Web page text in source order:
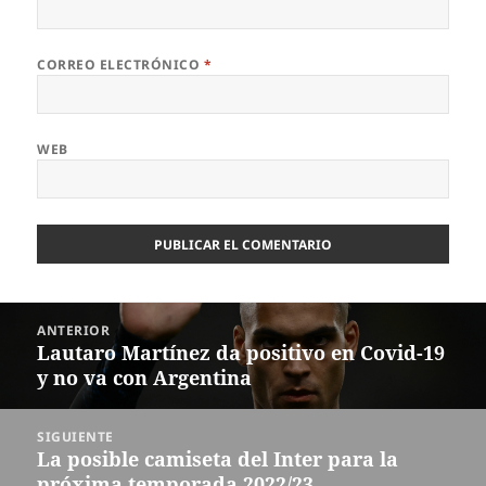
CORREO ELECTRÓNICO *
WEB
entradas
ANTERIOR
Entrada
anterior:
Lautaro Martínez da positivo en Covid-19
y no va con Argentina
SIGUIENTE
Entrada
La posible camiseta del Inter para la